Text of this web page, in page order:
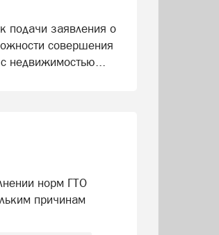
подачи заявления о
совершения
недвижимостью...
норм ГТО
причинам